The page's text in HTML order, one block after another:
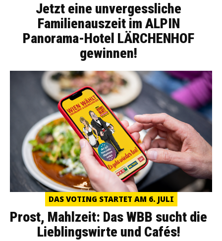
Jetzt eine unvergessliche
Familienauszeit im ALPIN
Panorama-Hotel LÄRCHENHOF
gewinnen!
DAS VOTING STARTET AM 6. JULI
Prost, Mahlzeit: Das WBB sucht die
Lieblingswirte und Cafés!